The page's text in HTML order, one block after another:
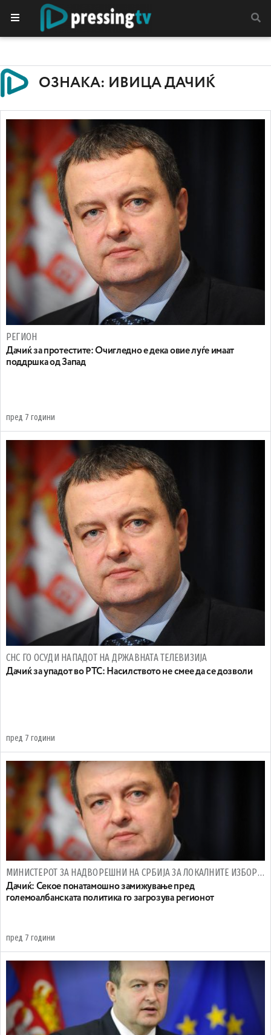
ОЗНАКА: ИВИЦА ДАЧИЌ
РЕГИОН
Дачиќ за протестите: Очигледно e дека овие луѓе имаат
поддршка од Запад
пред 7 години
СНС ГО ОСУДИ НАПАДОТ НА ДРЖАВНАТА ТЕЛЕВИЗИЈА
Дачиќ за упадот во РТС: Насилството не смее да се дозволи
пред 7 години
МИНИСТЕРОТ ЗА НАДВОРЕШНИ НА СРБИЈА ЗА ЛОКАЛНИТЕ ИЗБОРИ ВО ЦРНА ГОРА
Дачиќ: Секое понатамошно замижување пред
големоалбанската политика го загрозува регионот
пред 7 години